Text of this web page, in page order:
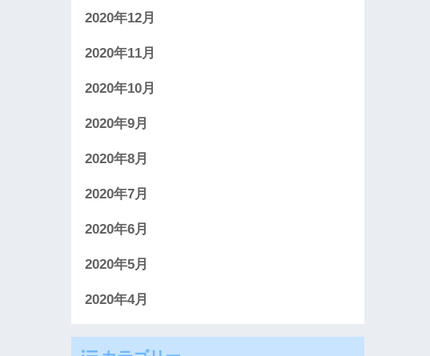
2020年12月
2020年11月
2020年10月
2020年9月
2020年8月
2020年7月
2020年6月
2020年5月
2020年4月